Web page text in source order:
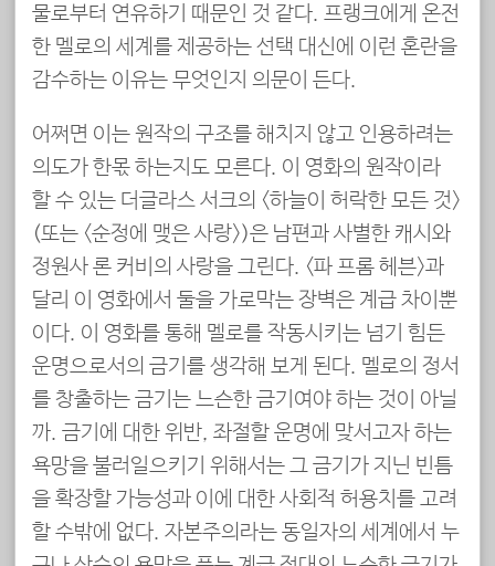
물로부터 연유하기 때문인 것 같다. 프랭크에게 온전
한 멜로의 세계를 제공하는 선택 대신에 이런 혼란을
감수하는 이유는 무엇인지 의문이 든다.
어쩌면 이는 원작의 구조를 해치지 않고 인용하려는
의도가 한몫 하는지도 모른다. 이 영화의 원작이라
할 수 있는 더글라스 서크의 <하늘이 허락한 모든 것>
(또는 <순정에 맺은 사랑>)은 남편과 사별한 캐시와
정원사 론 커비의 사랑을 그린다. <파 프롬 헤븐>과
달리 이 영화에서 둘을 가로막는 장벽은 계급 차이뿐
이다. 이 영화를 통해 멜로를 작동시키는 넘기 힘든
운명으로서의 금기를 생각해 보게 된다. 멜로의 정서
를 창출하는 금기는 느슨한 금기여야 하는 것이 아닐
까. 금기에 대한 위반, 좌절할 운명에 맞서고자 하는
욕망을 불러일으키기 위해서는 그 금기가 지닌 빈틈
을 확장할 가능성과 이에 대한 사회적 허용치를 고려
할 수밖에 없다. 자본주의라는 동일자의 세계에서 누